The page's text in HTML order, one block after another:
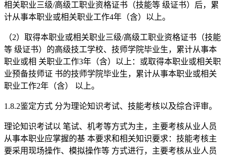
相关职业三级/高级工职业资格证书（技能等 级证书）后，累
计从事本职业或相关职业工作4年（含）以上。
（2）取得本职业或相关职业三级/高级工职业资格证书（技能
等 级证书）的高级技工学校、技师学院毕业生，累计从事本
职业或相 关职业工作3年（含）以上：或取得本职业或相关职
业预备技师证 书的技师学院毕业生，累计从事本职业或相关
职业工作2年（含） 以上。
1.8.2鉴定方式 分为理论知识考试、技能考核以及综合评审。
理论知识考试以 笔试、机考等方式为主，主要考核从业人员
从事本职业应掌握的基 本要求和相关知识要求：技能考核主
要采用现场操作、模拟操作等 方式进行，主要考核从业人员